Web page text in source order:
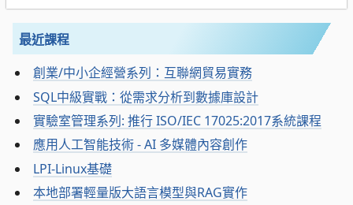
最近課程
創業/中小企經營系列：互聯網貿易實務
SQL中級實戰：從需求分析到數據庫設計
實驗室管理系列: 推行 ISO/IEC 17025:2017系統課程
應用人工智能技術 - AI 多媒體內容創作
LPI-Linux基礎
本地部署輕量版大語言模型與RAG實作